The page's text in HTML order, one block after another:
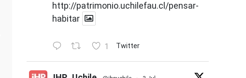
http://patrimonio.uchilefau.cl/pensar-
habitar
1 Twitter